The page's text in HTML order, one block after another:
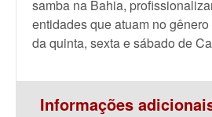
samba na Bahia,
entidades que atuam no
da quinta, sexta e sábado de
Informações